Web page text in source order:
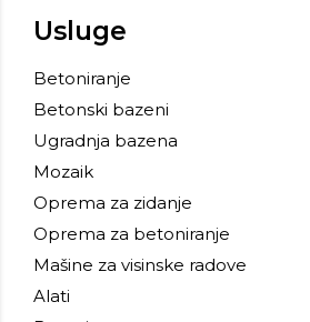
Usluge
Betoniranje
Betonski bazeni
Ugradnja bazena
Mozaik
Oprema za zidanje
Oprema za betoniranje
Mašine za visinske radove
Alati